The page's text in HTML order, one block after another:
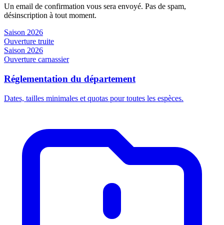
Un email de confirmation vous sera envoyé. Pas de spam,
désinscription à tout moment.
Saison 2026
Ouverture truite
Saison 2026
Ouverture carnassier
Réglementation du département
Dates, tailles minimales et quotas pour toutes les espèces.